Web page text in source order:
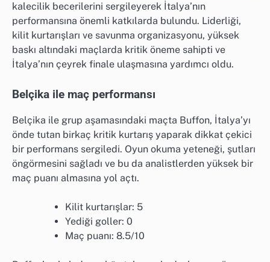
kalecilik becerilerini sergileyerek İtalya’nın
performansına önemli katkılarda bulundu. Liderliği,
kilit kurtarışları ve savunma organizasyonu, yüksek
baskı altındaki maçlarda kritik öneme sahipti ve
İtalya’nın çeyrek finale ulaşmasına yardımcı oldu.
Belçika ile maç performansı
Belçika ile grup aşamasındaki maçta Buffon, İtalya’yı
önde tutan birkaç kritik kurtarış yaparak dikkat çekici
bir performans sergiledi. Oyun okuma yeteneği, şutları
öngörmesini sağladı ve bu da analistlerden yüksek bir
maç puanı almasına yol açtı.
Kilit kurtarışlar: 5
Yediği goller: 0
Maç puanı: 8.5/10